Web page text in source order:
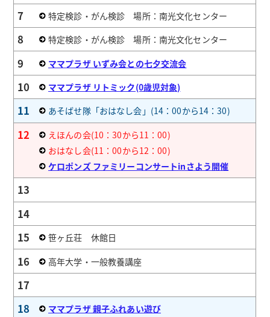
7 特定検診・がん検診 場所：南光文化センター
8 特定検診・がん検診 場所：南光文化センター
9 ママプラザ いずみ会との七夕交流会
10 ママプラザ リトミック(0歳児対象)
11 あそばせ隊「おはなし会」(14：00から14：30)
12
えほんの会(10：30から11：00)
おはなし会(11：00から12：00)
ケロポンズ ファミリーコンサートinさよう開催
13
14
15
笹ヶ丘荘 休館日
16 高年大学・一般教養講座
17
18
ママプラザ 親子ふれあい遊び